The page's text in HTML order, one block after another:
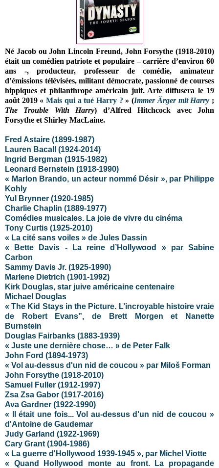
Né Jacob ou John Lincoln Freund, John Forsythe (1918-2010)
était un comédien patriote et populaire – carrière d’environ 60
ans -, producteur, professeur de comédie, animateur
d’émissions télévisées, militant démocrate, passionné de courses
hippiques et philanthrope américain juif. Arte diffusera le 19
août 2019 «Mais qui a tué Harry ? » (Immer Ärger mit Harry ;
The Trouble With Harry) d’Alfred Hitchcock avec John
Forsythe et Shirley MacLaine.
Fred Astaire (1899-1987)
Lauren Bacall (1924-2014)
Ingrid Bergman (1915-1982)
Leonard Bernstein (1918-1990)
« Marlon Brando, un acteur nommé Désir », par Philippe
Kohly
Yul Brynner (1920-1985)
Charlie Chaplin (1889-1977)
Comédies musicales. La joie de vivre du cinéma
Tony Curtis (1925-2010)
« La cité sans voiles » de Jules Dassin
« Bette Davis - La reine d’Hollywood » par Sabine
Carbon
Sammy Davis Jr. (1925-1990)
Marlene Dietrich (1901-1992)
Kirk Douglas, star juive américaine centenaire
Michael Douglas
« The Kid Stays in the Picture. L’incroyable histoire vraie
de Robert Evans”, de Brett Morgen et Nanette
Burnstein
Douglas Fairbanks (1883-1939)
« Juste une dernière chose… » de Peter Falk
John Ford (1894-1973)
« Vol au-dessus d'un nid de coucou » par Miloš Forman
John Forsythe (1918-2010)
Samuel Fuller (1912-1997)
Zsa Zsa Gabor (1917-2016)
Ava Gardner (1922-1990)
« Il était une fois... Vol au-dessus d'un nid de coucou »
d'Antoine de Gaudemar
Judy Garland (1922-1969)
Cary Grant (1904-1986)
« La guerre d'Hollywood 1939-1945 », par Michel Viotte
« Quand Hollywood monte au front. La propagande